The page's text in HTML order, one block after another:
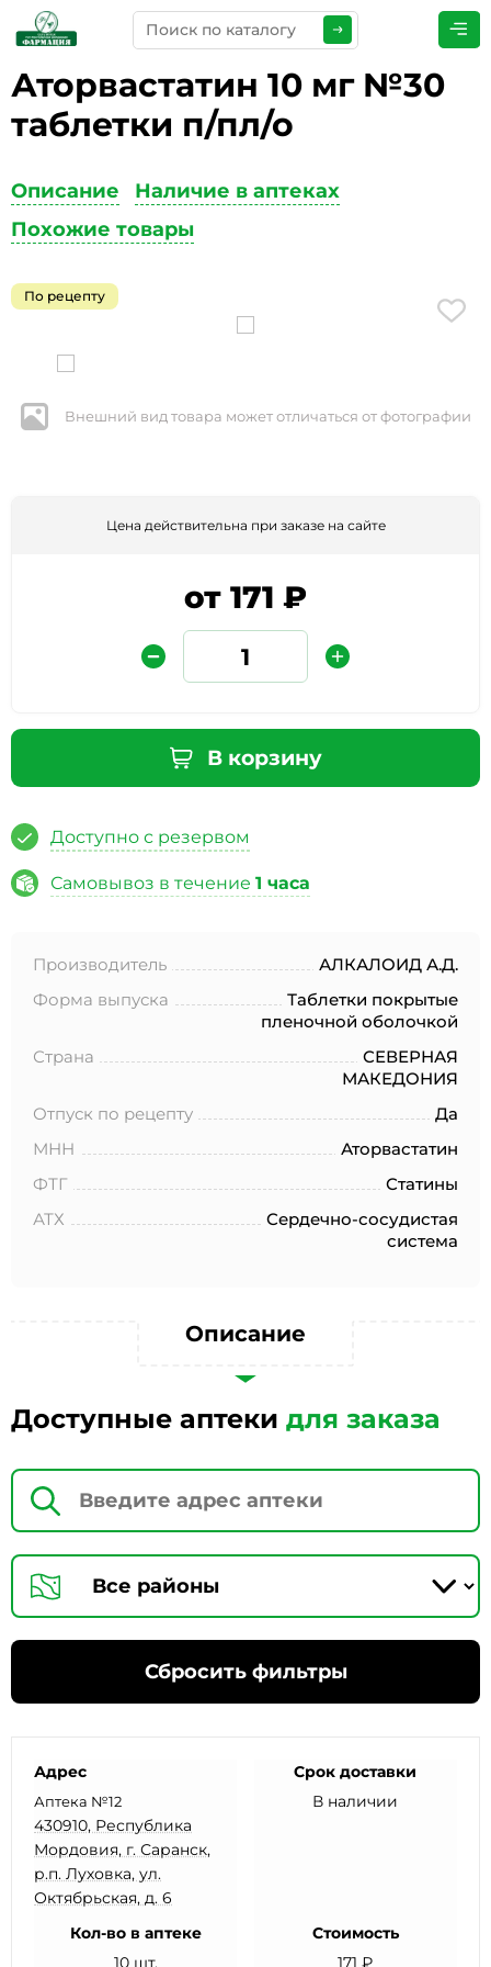
Аторвастатин 10 мг №30
таблетки п/пл/о
Описание
Наличие в аптеках
Похожие товары
По рецепту
Внешний вид товара может отличаться от фотографии
Цена действительна при заказе на сайте
от 171 ₽
В корзину
Доступно с резервом
Самовывоз в течение 1 часа
Производитель
АЛКАЛОИД А.Д.
Форма выпуска
Таблетки покрытые
пленочной оболочкой
Страна
СЕВЕРНАЯ
МАКЕДОНИЯ
Отпуск по рецепту
Да
МНН
Аторвастатин
ФТГ
Статины
АТХ
Сердечно-сосудистая
система
Описание
Доступные аптеки для заказа
Сбросить фильтры
Адрес
Аптека №12
430910, Республика
Мордовия, г. Саранск,
р.п. Луховка, ул.
Октябрьская, д. 6
Срок доставки
В наличии
Кол-во в аптеке
10 шт.
Стоимость
171 ₽
ПРЕДСТАВЬТЕСЬ*
ТЕЛЕФОН*
ЭЛЕКТРОННАЯ ПОЧТА
КОММЕНТАРИИ*
Защита от автоматических сообщений
соответствии с Федеральным законом от 27.07.2006 года
целей, определенных в Согласии на обработку
персональных данных *